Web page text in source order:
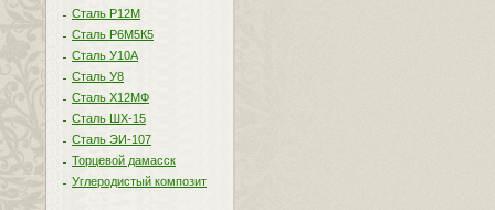
Сталь Р12М
Сталь Р6М5К5
Сталь У10А
Сталь У8
Сталь Х12МФ
Сталь ШХ-15
Сталь ЭИ-107
Торцевой дамасск
Углеродистый композит